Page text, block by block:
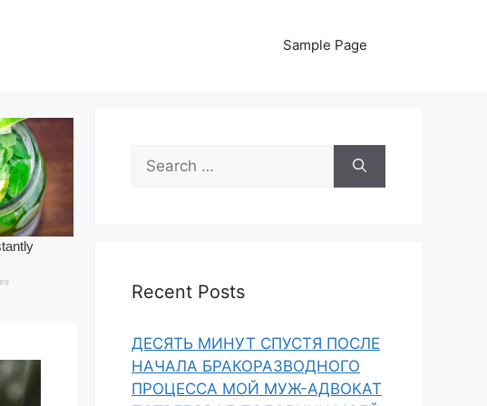
Sample Page
Search
for:
Recent Posts
ДЕСЯТЬ МИНУТ СПУСТЯ ПОСЛЕ
НАЧАЛА БРАКОРАЗВОДНОГО
ПРОЦЕССА МОЙ МУЖ-АДВОКАТ